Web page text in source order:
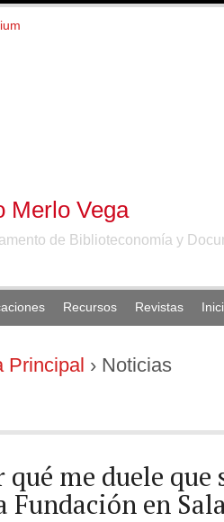
Merlo Vega
de Biblioteconomía y
Recursos Revistas
Principal › Noticias
qué me duele que
Fundación en